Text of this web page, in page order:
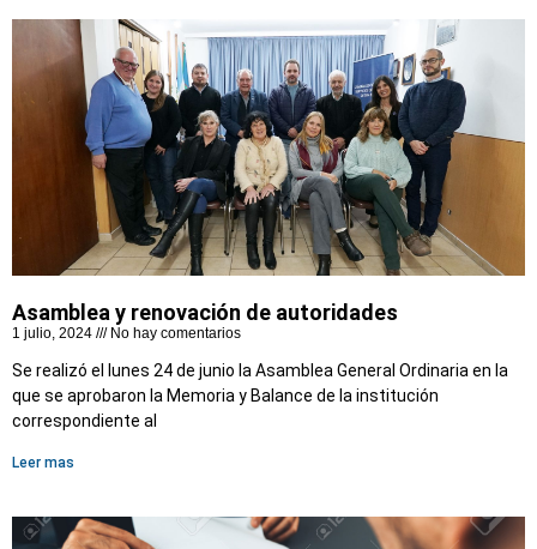
Asamblea y renovación de autoridades
1 julio, 2024 No hay comentarios
Se realizó el lunes 24 de junio la Asamblea General Ordinaria en la
que se aprobaron la Memoria y Balance de la institución
correspondiente al
Leer mas